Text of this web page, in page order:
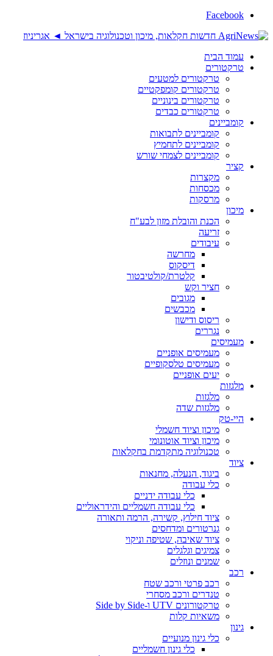
Facebook
עמוד הבית
טרקטורים
טרקטורים למטעים
טרקטורים קומפקטיים
טרקטורים בינוניים
טרקטורים כבדים
קומביינים
קומביינים לתבואות
קומביינים לתחמיץ
קומביינים לצמחי שורש
קציר
מקצרות
מכסחות
מרסקות
מיכון
הכנת והובלת מזון לבע"ח
זריעה
עיבודים
מחרשה
דיסקוס
קלטרת/קולטיבטור
חציר וקש
מגובים
מכבשים
ריסוס ודישון
נגררים
מעמיסים
מעמיסים אופניים
מעמיסים טלסקופיים
יעים אופניים
מלגזות
מלגזות
מלגזות שדה
היי-טק
מיכון וציוד חשמלי
מיכון וציוד אוטונומי
טכנולוגיה מתקדמת בחקלאות
ציוד
ביגוד, הנעלה, מחנאות
כלי עבודה
כלי עבודה ידניים
כלי עבודה חשמליים והידראוליים
ציוד חילוץ, קשירה, הרמה ותאורה
גנרטורים ומדחסים
ציוד שאיבה, שטיפה וניקוי
צמיגים וגלגלים
שמנים ונוזלים
רכב
רכב פרטי ורכב שטח
טנדרים ורכב מסחרי
טרקטורונים UTV ו-Side by Side
משאיות קלות
גינון
כלי גינון מנועיים
כלי גינון חשמליים